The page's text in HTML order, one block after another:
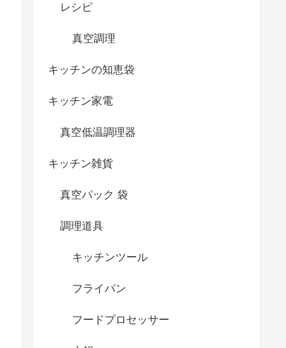
レシピ
真空調理
キッチンの知恵袋
キッチン家電
真空低温調理器
キッチン雑貨
真空パック 袋
調理道具
キッチンツール
フライパン
フードプロセッサー